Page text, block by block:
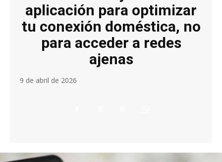
aplicación para optimizar
tu conexión doméstica, no
para acceder a redes
ajenas
9 de abril de 2026